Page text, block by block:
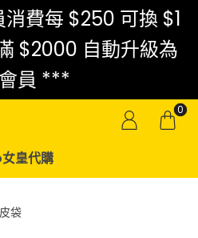
費每 $250 可換 $1
$2000 自動升級為
員 ***
0
皇代購
袋